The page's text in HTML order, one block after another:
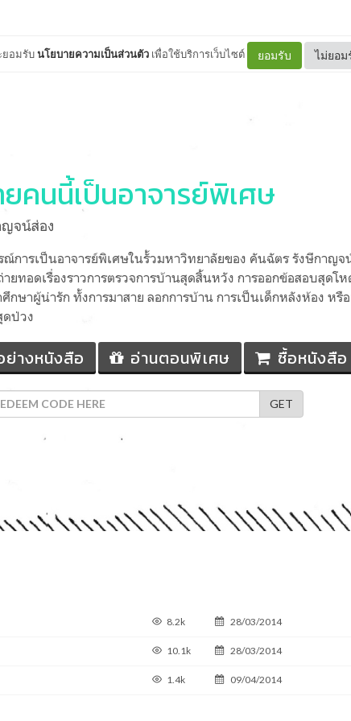
ยอมรับนโยบายความเป็นส่วนตัว เพื่อใช้บริการเว็บไซต์ ยอมรับ ไม่ยอม
คนนี้เป็นอาจารย์พิเศษ
จน์ส่อง
การเป็นอาจารย์พิเศษในรั้วมหาวิทยาลัยของ คันฉัตร รังษีกาญจ
ยทอดเรื่องราวการตรวจการบ้านสุดสิ้นหวัง การออกข้อสอบสุดโห
กษาผู้น่ารัก ทั้งการมาสาย ลอกการบ้าน การเป็นเด็กหลังห้อง หรื
ป่วง
ย่างหนังสือ อ่านตอนพิเศษ ซื้อหนังสือ
GET
8.2k 28/03/2014
10.1k 28/03/2014
1.4k 09/04/2014